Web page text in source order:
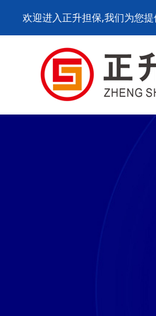
欢迎进入正升担保,我们为您